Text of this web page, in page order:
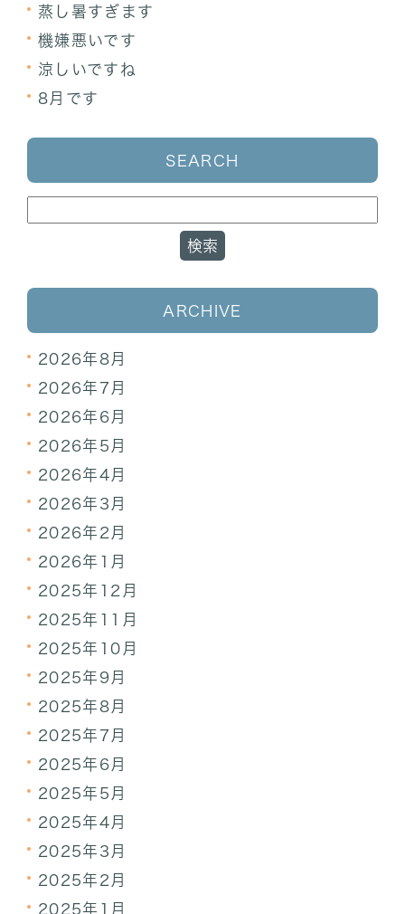
蒸し暑すぎます
機嫌悪いです
涼しいですね
8月です
SEARCH
ARCHIVE
2026年8月
2026年7月
2026年6月
2026年5月
2026年4月
2026年3月
2026年2月
2026年1月
2025年12月
2025年11月
2025年10月
2025年9月
2025年8月
2025年7月
2025年6月
2025年5月
2025年4月
2025年3月
2025年2月
2025年1月